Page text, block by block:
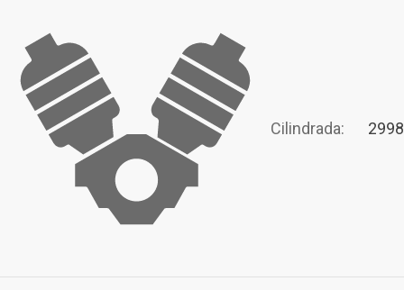
Cilindrada: 2998